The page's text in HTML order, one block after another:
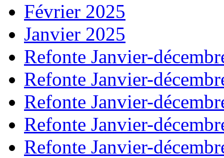
Février 2025
Janvier 2025
Refonte Janvier-
Refonte Janvier-
Refonte Janvier-
Refonte Janvier-
Refonte Janvier-